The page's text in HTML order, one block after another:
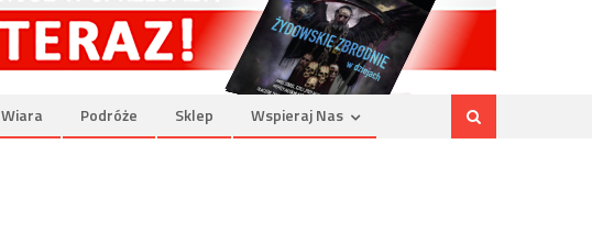
Wiara Podróże Sklep Wspieraj Nas